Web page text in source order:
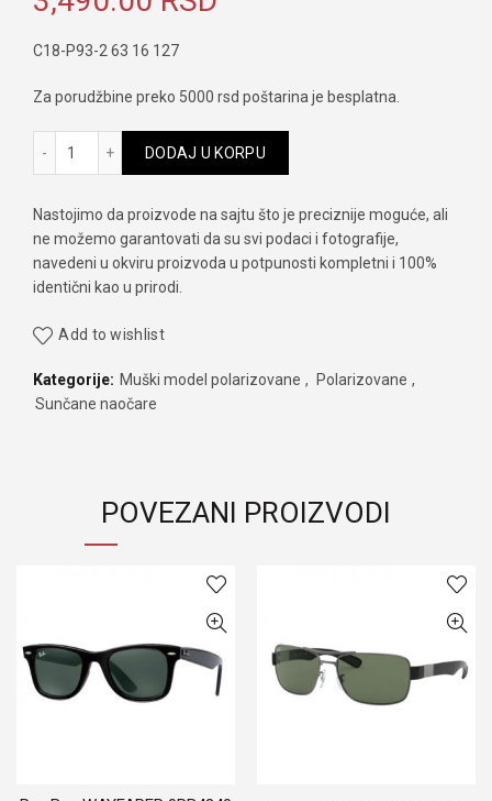
C18-P93-2 63 16 127
Za porudžbine preko 5000 rsd poštarina je besplatna.
Matrix mt 8497 C18 količina
DODAJ U KORPU
Nastojimo da proizvode na sajtu što je preciznije moguće, ali
ne možemo garantovati da su svi podaci i fotografije,
navedeni u okviru proizvoda u potpunosti kompletni i 100%
identični kao u prirodi.
Add to wishlist
Kategorije: Muški model polarizovane , Polarizovane ,
Sunčane naočare
POVEZANI PROIZVODI